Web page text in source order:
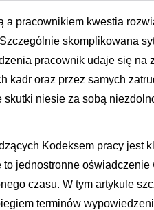
a pracownikiem kwestia
skomplikowana
pracownik udaje się na
kadr oraz przez samych
niesie za sobą
Kodeksem pracy jest
jednostronne
czasu. W tym artykule
terminów